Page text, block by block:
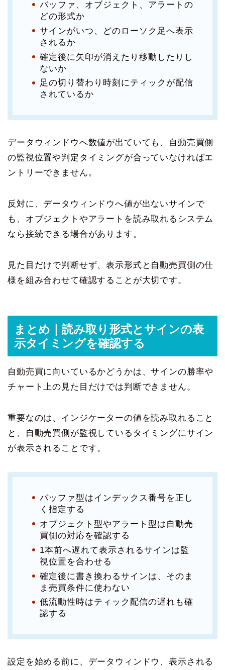
バッファ、オブジェクト、アラートの
どの形式か
サインがいつ、どのローソク足へ表示
されるか
確定後に矢印が消えたり移動したりし
ないか
足の切り替わり時刻にティックが配信
されているか
データウィンドウへ数値が出ていても、自動売買側
の監視位置や判定タイミングが合っていなければエ
ントリーできません。
反対に、データウィンドウへ値が出ないサインで
も、オブジェクトやアラートを読み取れるシステム
なら接続できる場合があります。
見た目だけで判断せず、表示形式と自動売買側の仕
様を組み合わせて確認することが大切です。
まとめ｜読み取り形式とサインの表
示タイミングを確認する
自動売買に向いているかどうかは、サインの勝率や
チャート上の見た目だけでは判断できません。
重要なのは、インジケーターの値を読み取れること
と、自動売買側が監視しているタイミングにサイン
が表示されることです。
バッファ型はインデックス番号を正し
く指定する
オブジェクト型やアラート型は自動売
買側の対応を確認する
1本前へ遅れて表示されるサインは監
視位置を合わせる
確定後に書き換わるサインは、そのま
ま売買条件に使わない
低流動性時はティック配信の遅れも確
認する
設定を始める前に、データウィンドウ、表示される